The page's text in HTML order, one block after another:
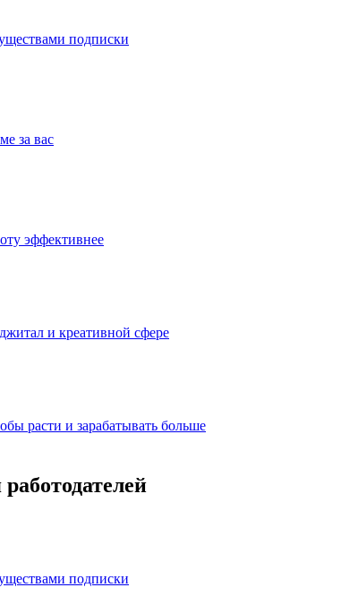
подписки
за вас
эффективнее
и креативной сфере
расти и зарабатывать больше
подписки